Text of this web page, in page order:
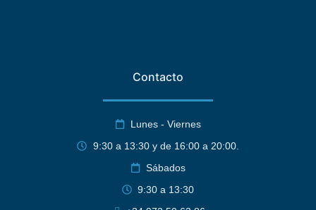
Contacto
Lunes - Viernes
9:30 a 13:30 y de 16:00 a 20:00.
Sábados
9:30 a 13:30